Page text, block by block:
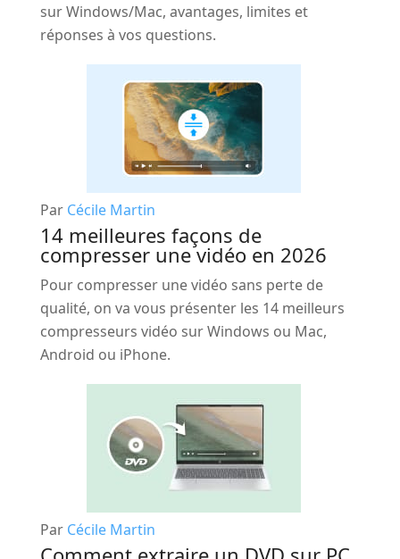
sur Windows/Mac, avantages, limites et
réponses à vos questions.
Par Cécile Martin
14 meilleures façons de
compresser une vidéo en 2026
Pour compresser une vidéo sans perte de
qualité, on va vous présenter les 14 meilleurs
compresseurs vidéo sur Windows ou Mac,
Android ou iPhone.
Par Cécile Martin